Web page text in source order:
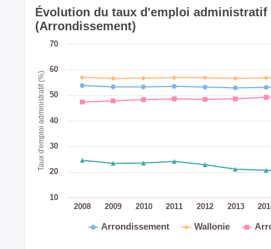
Taux d'emploi administratif (%)
Évolution du taux d'emploi administratif
(Arrondissement)
Arrondissement Wallonie
2008 2009 2010 2011 2012 2013
10
20
30
40
50
60
70